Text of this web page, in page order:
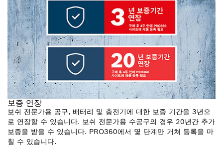
보증 연장
보쉬 전문가용 공구, 배터리 및 충전기에 대한 보증 기간을 3년으
로 연장할 수 있습니다. 보쉬 전문가용 수공구의 경우 20년간 추가
보증을 받을 수 있습니다. PRO360에서 몇 단계만 거쳐 등록을 마
칠 수 있습니다.